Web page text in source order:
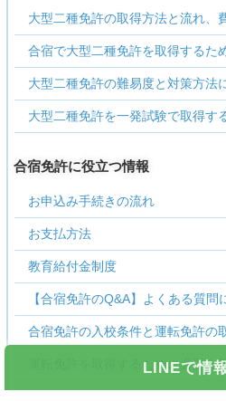
大型二種免許の取得方法と流れ、
合宿で大型二種免許を取得するた
大型二種免許の難易度と対策方法
大型二種免許を一発試験で取得す
合宿免許に役立つ情報
お申込み手続きの流れ
お支払方法
教育給付金制度
【合宿免許のQ&A】よくある質問
合宿免許の入校条件と運転免許の
運転免許を取得するために必要な
LINEで情